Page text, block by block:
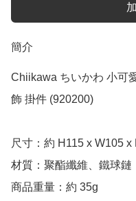
簡介
Chiikawa ちいかわ 小可
飾 掛件 (920200)
尺寸：約 H115 x W105 x
材質：聚酯纖維、鐵球鏈
商品重量：約 35g